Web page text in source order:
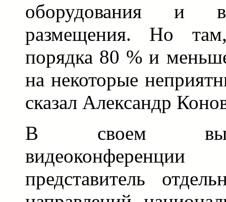
оборудования и
размещения. Но
порядка 80 % и
на некоторые
сказал Александр
В своем
представитель